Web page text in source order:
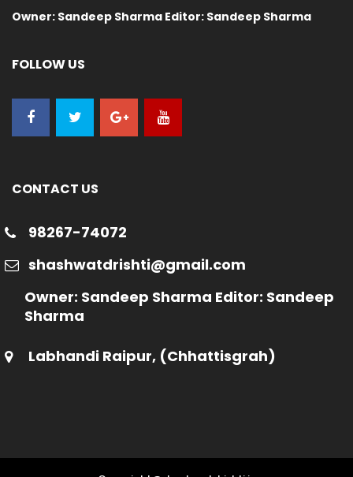
Owner: Sandeep Sharma Editor: Sandeep Sharma
FOLLOW US
CONTACT US
98267-74072
shashwatdrishti@gmail.com
Owner: Sandeep Sharma Editor: Sandeep
Sharma
Labhandi Raipur, (Chhattisgrah)